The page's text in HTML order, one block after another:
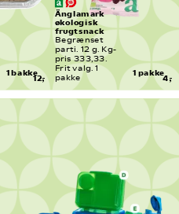
1 bakke
12,-
1 pakke
4,-
Änglamark
økologisk
frugtsnack
Begrænset
parti. 12 g. Kg-
pris 333,33.
Frit valg. 1
pakke